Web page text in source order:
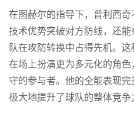
在图赫尔的指导下，普利西
技术优势突破对方防线，还
队在攻防转换中占得先机。
在场上扮演更为多元化的角
守的参与者。他的全能表现完
极大地提升了球队的整体竞争